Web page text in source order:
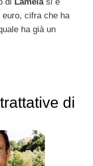
cifra che ha
ha già un
di